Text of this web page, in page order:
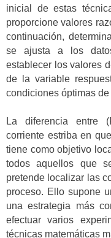
inicial de estas
proporcione valores
continuación,
se ajusta a los
establecer los valores
de la variable
condiciones óptimas
La diferencia entre
corriente estriba en
tiene como objetivo
todos aquellos que
pretende localizar las
proceso. Ello supone
una estrategia más
efectuar varios
técnicas matemáticas